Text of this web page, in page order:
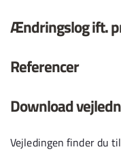
Ændringslog ift.
Referencer
Download
Vejledingen finder du